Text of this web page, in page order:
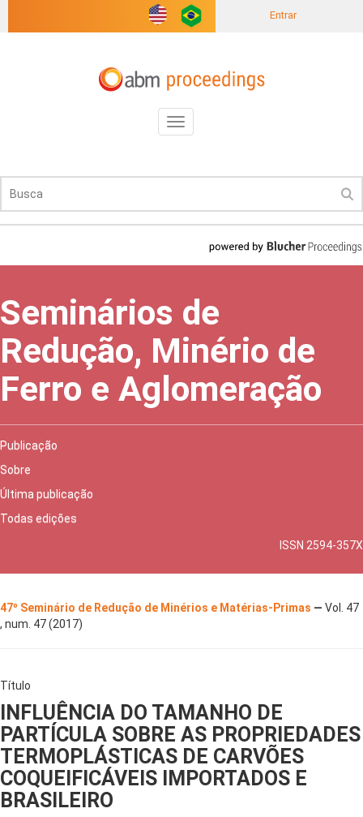
Entrar
Toggle
navigation
Seminários de
Redução, Minério de
Ferro e Aglomeração
Publicação
Sobre
Última publicação
Todas edições
ISSN 2594-357X
47º Seminário de Redução de Minérios e Matérias-Primas — Vol. 47
, num. 47 (2017)
Título
INFLUÊNCIA DO TAMANHO DE
PARTÍCULA SOBRE AS PROPRIEDADES
TERMOPLÁSTICAS DE CARVÕES
COQUEIFICÁVEIS IMPORTADOS E
BRASILEIRO